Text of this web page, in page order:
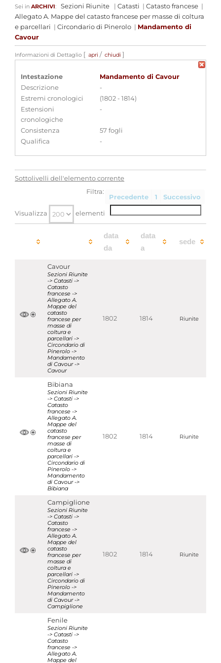
Sei in ARCHIVI: Sezioni Riunite | Catasti | Catasto francese |
Allegato A. Mappe del catasto francese per masse di coltura
e parcellari | Circondario di Pinerolo | Mandamento di
Cavour
Informazioni di Dettaglio [ apri / chiudi ]
Intestazione
Mandamento di Cavour
Descrizione
-
Estremi cronologici
(1802 - 1814)
Estensioni
cronologiche
-
Consistenza
57 fogli
Qualifica
-
Sottolivelli dell'elemento corrente
Precedente 1 Successivo
Visualizza elementi
Filtra:
data
da
data
a
sede
Cavour
Sezioni Riunite
-> Catasti ->
Catasto
francese ->
Allegato A.
Mappe del
catasto
francese per
masse di
coltura e
parcellari ->
Circondario di
Pinerolo ->
Mandamento
di Cavour ->
Cavour
1802 1814 Riunite
Bibiana
Sezioni Riunite
-> Catasti ->
Catasto
francese ->
Allegato A.
Mappe del
catasto
francese per
masse di
coltura e
parcellari ->
Circondario di
Pinerolo ->
Mandamento
di Cavour ->
Bibiana
1802 1814 Riunite
Campiglione
Sezioni Riunite
-> Catasti ->
Catasto
francese ->
Allegato A.
Mappe del
catasto
francese per
masse di
coltura e
parcellari ->
Circondario di
Pinerolo ->
Mandamento
di Cavour ->
Campiglione
1802 1814 Riunite
Fenile
Sezioni Riunite
-> Catasti ->
Catasto
francese ->
Allegato A.
Mappe del